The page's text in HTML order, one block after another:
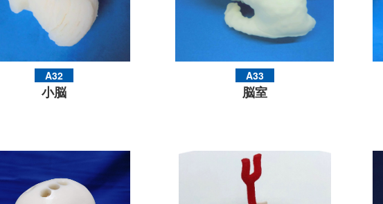
A32
小脳
A33
脳室